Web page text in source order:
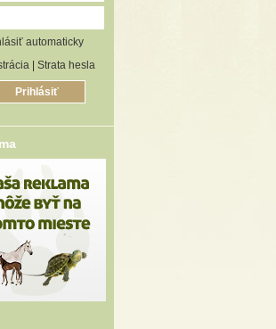
automaticky
Strata hesla